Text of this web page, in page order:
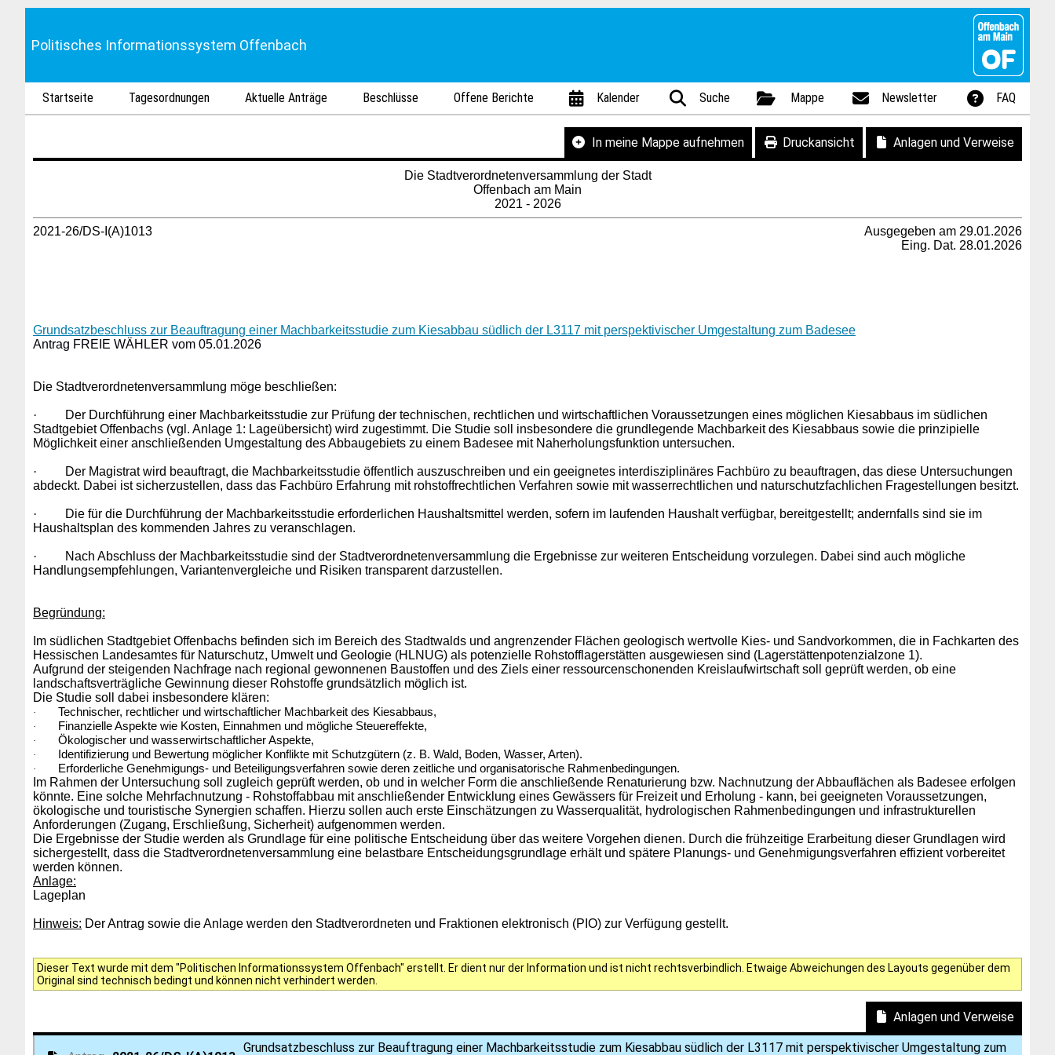
Politisches Informationssystem Offenbach
Startseite Tagesordnungen Aktuelle Anträge Beschlüsse Offene Berichte Kalender Suche Mappe Newsletter FAQ
In meine Mappe aufnehmen Druckansicht Anlagen und Verweise
Die Stadtverordnetenversammlung der Stadt
Offenbach am Main
2021 - 2026
2021-26/DS-I(A)1013
Ausgegeben am 29.01.2026
Eing. Dat. 28.01.2026
Grundsatzbeschluss zur Beauftragung einer Machbarkeitsstudie zum Kiesabbau südlich der L3117 mit perspektivischer Umgestaltung zum Badesee
Antrag FREIE WÄHLER vom 05.01.2026
Die Stadtverordnetenversammlung möge beschließen:
·
Der Durchführung einer Machbarkeitsstudie zur Prüfung der technischen, rechtlichen und wirtschaftlichen Voraussetzungen eines möglichen Kiesabbaus im südlichen
Stadtgebiet Offenbachs (vgl. Anlage 1: Lageübersicht) wird zugestimmt. Die Studie soll insbesondere die grundlegende Machbarkeit des Kiesabbaus sowie die prinzipielle
Möglichkeit einer anschließenden Umgestaltung des Abbaugebiets zu einem Badesee mit Naherholungsfunktion untersuchen.
·
Der Magistrat wird beauftragt, die Machbarkeitsstudie öffentlich auszuschreiben und ein geeignetes interdisziplinäres Fachbüro zu beauftragen, das diese Untersuchungen
abdeckt. Dabei ist sicherzustellen, dass das Fachbüro Erfahrung mit rohstoffrechtlichen Verfahren sowie mit wasserrechtlichen und naturschutzfachlichen Fragestellungen besitzt.
·
Die für die Durchführung der Machbarkeitsstudie erforderlichen Haushaltsmittel werden, sofern im laufenden Haushalt verfügbar, bereitgestellt; andernfalls sind sie im
Haushaltsplan des kommenden Jahres zu veranschlagen.
·
Nach Abschluss der Machbarkeitsstudie sind der Stadtverordnetenversammlung die Ergebnisse zur weiteren Entscheidung vorzulegen. Dabei sind auch mögliche
Handlungsempfehlungen, Variantenvergleiche und Risiken transparent darzustellen.
Begründung:
Im südlichen Stadtgebiet Offenbachs befinden sich im Bereich des Stadtwalds und angrenzender Flächen geologisch wertvolle Kies- und Sandvorkommen, die in Fachkarten des
Hessischen Landesamtes für Naturschutz, Umwelt und Geologie (HLNUG) als potenzielle Rohstofflagerstätten ausgewiesen sind (Lagerstättenpotenzialzone 1).
Aufgrund der steigenden Nachfrage nach regional gewonnenen Baustoffen und des Ziels einer ressourcenschonenden Kreislaufwirtschaft soll geprüft werden, ob eine
landschaftsverträgliche Gewinnung dieser Rohstoffe grundsätzlich möglich ist.
Die Studie soll dabei insbesondere klären:
· Technischer, rechtlicher und wirtschaftlicher Machbarkeit des Kiesabbaus,
· Finanzielle Aspekte wie Kosten, Einnahmen und mögliche Steuereffekte,
· Ökologischer und wasserwirtschaftlicher Aspekte,
· Identifizierung und Bewertung möglicher Konflikte mit Schutzgütern (z. B. Wald, Boden, Wasser, Arten).
· Erforderliche Genehmigungs- und Beteiligungsverfahren sowie deren zeitliche und organisatorische Rahmenbedingungen.
Im Rahmen der Untersuchung soll zugleich geprüft werden, ob und in welcher Form die anschließende Renaturierung bzw. Nachnutzung der Abbauflächen als Badesee erfolgen
könnte. Eine solche Mehrfachnutzung - Rohstoffabbau mit anschließender Entwicklung eines Gewässers für Freizeit und Erholung - kann, bei geeigneten Voraussetzungen,
ökologische und touristische Synergien schaffen. Hierzu sollen auch erste Einschätzungen zu Wasserqualität, hydrologischen Rahmenbedingungen und infrastrukturellen
Anforderungen (Zugang, Erschließung, Sicherheit) aufgenommen werden.
Die Ergebnisse der Studie werden als Grundlage für eine politische Entscheidung über das weitere Vorgehen dienen. Durch die frühzeitige Erarbeitung dieser Grundlagen wird
sichergestellt, dass die Stadtverordnetenversammlung eine belastbare Entscheidungsgrundlage erhält und spätere Planungs- und Genehmigungsverfahren effizient vorbereitet
werden können.
Anlage:
Lageplan
Hinweis: Der Antrag sowie die Anlage werden den Stadtverordneten und Fraktionen elektronisch (PIO) zur Verfügung gestellt.
Dieser Text wurde mit dem "Politischen Informationssystem Offenbach" erstellt. Er dient nur der Information und ist nicht rechtsverbindlich. Etwaige Abweichungen des Layouts gegenüber dem
Original sind technisch bedingt und können nicht verhindert werden.
Anlagen und Verweise
Grundsatzbeschluss zur Beauftragung einer Machbarkeitsstudie zum Kiesabbau südlich der L3117 mit perspektivischer Umgestaltung zum